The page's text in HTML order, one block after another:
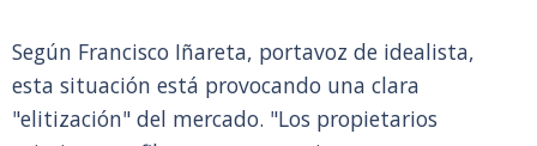
Según Francisco Iñareta, portavoz de idealista,
esta situación está provocando una clara
"elitización" del mercado. "Los propietarios